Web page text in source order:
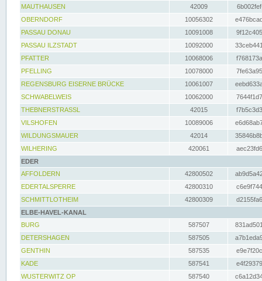
MAUTHAUSEN
42009
OBERNDORF
10056302
PASSAU DONAU
10091008
PASSAU ILZSTADT
10092000
PFATTER
10068006
PFELLING
10078000
REGENSBURG EISERNE BRÜCKE
10061007
SCHWABELWEIS
10062000
THEBNERSTRASSL
42015
VILSHOFEN
10089006
WILDUNGSMAUER
42014
WILHERING
420061
EDER
AFFOLDERN
42800502
EDERTALSPERRE
42800310
SCHMITTLOTHEIM
42800309
ELBE-HAVEL-KANAL
BURG
587507
DETERSHAGEN
587505
GENTHIN
587535
KADE
587541
WUSTERWITZ OP
587540